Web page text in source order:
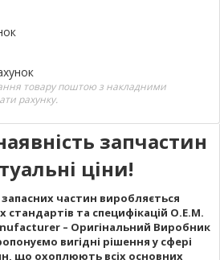
товару поштою з накладними
рахунку.
запчастин
ціни!
частин виробляється
стандартів та специфікацій O.E.M.
– Оригінальний Виробник
вигідні рішення у сфері
що охоплюють всіх основних